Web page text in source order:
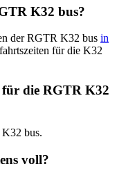
K32 bus?
der RGTR K32 bus in
für die K32
für die RGTR K32
bus.
voll?